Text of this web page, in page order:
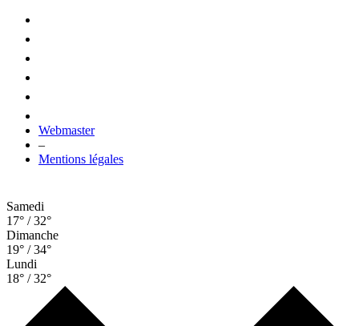
Webmaster
–
Mentions légales
Samedi
17° / 32°
Dimanche
19° / 34°
Lundi
18° / 32°